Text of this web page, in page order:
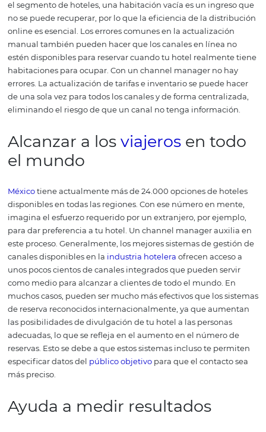
El channel manager facilita y agiliza las actualizaciones
sitios de reserva. Muchos establecimientos contratan
solo para hacer esta función, pero es mucho más
herramienta.Esto se debe a que el channel manager
incluir módulos diseñados para optimizar lasganancias
revenue management
la recomendación precios, de la revisión de las
competencia . Este último punto minimiza el riesgo de
una política de precios incorrecta, algo que puede
imagen de tu hotel con clientes y socios.
y, en consecuencia, al crecimiento de los
hotel, ya que con unos pocos clics es posible cambiar los
y la disponibilidad de días, así como manejar
fotos de lo que se ofrece. Muchos hoteles suelen dejar
habitaciones disponibles en los canales, con el fin de
solución en situaciones como sobreventas o ventas de
hora para los
huéspedes que llegan al hotel.
Sin
el segmento de hoteles, una habitación vacía es un
no se puede recuperar, por lo que la eficiencia de la
online es esencial.Los errores comunes en la
manual también pueden hacer que los canales en línea
estén disponibles para reservar cuando tu hotel
errores. La actualización de tarifas e inventario se
de una sola vez para todos los canales y de forma